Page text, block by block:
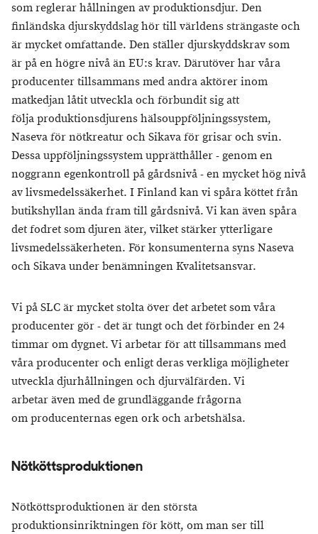
som reglerar hållningen av produktionsdjur. Den
finländska djurskyddslag hör till världens strängaste och
är mycket omfattande. Den ställer djurskyddskrav som
är på en högre nivå än EU:s krav. Därutöver har våra
producenter tillsammans med andra aktörer inom
matkedjan låtit utveckla och förbundit sig att
följa produktionsdjurens hälsouppföljningssystem,
Naseva för nötkreatur och Sikava för grisar och svin.
Dessa uppföljningssystem upprätthåller - genom en
noggrann egenkontroll på gårdsnivå - en mycket hög nivå
av livsmedelssäkerhet. I Finland kan vi spåra köttet från
butikshyllan ända fram till gårdsnivå. Vi kan även spåra
det fodret som djuren äter, vilket stärker ytterligare
livsmedelssäkerheten. För konsumenterna syns Naseva
och Sikava under benämningen Kvalitetsansvar.
Vi på SLC är mycket stolta över det arbetet som våra
producenter gör - det är tungt och det förbinder en 24
timmar om dygnet. Vi arbetar för att tillsammans med
våra producenter och enligt deras verkliga möjligheter
utveckla djurhållningen och djurvälfärden. Vi
arbetar även med de grundläggande frågorna
om producenternas egen ork och arbetshälsa.
Nötköttsproduktionen
Nötköttsproduktionen är den största
produktionsinriktningen för kött, om man ser till